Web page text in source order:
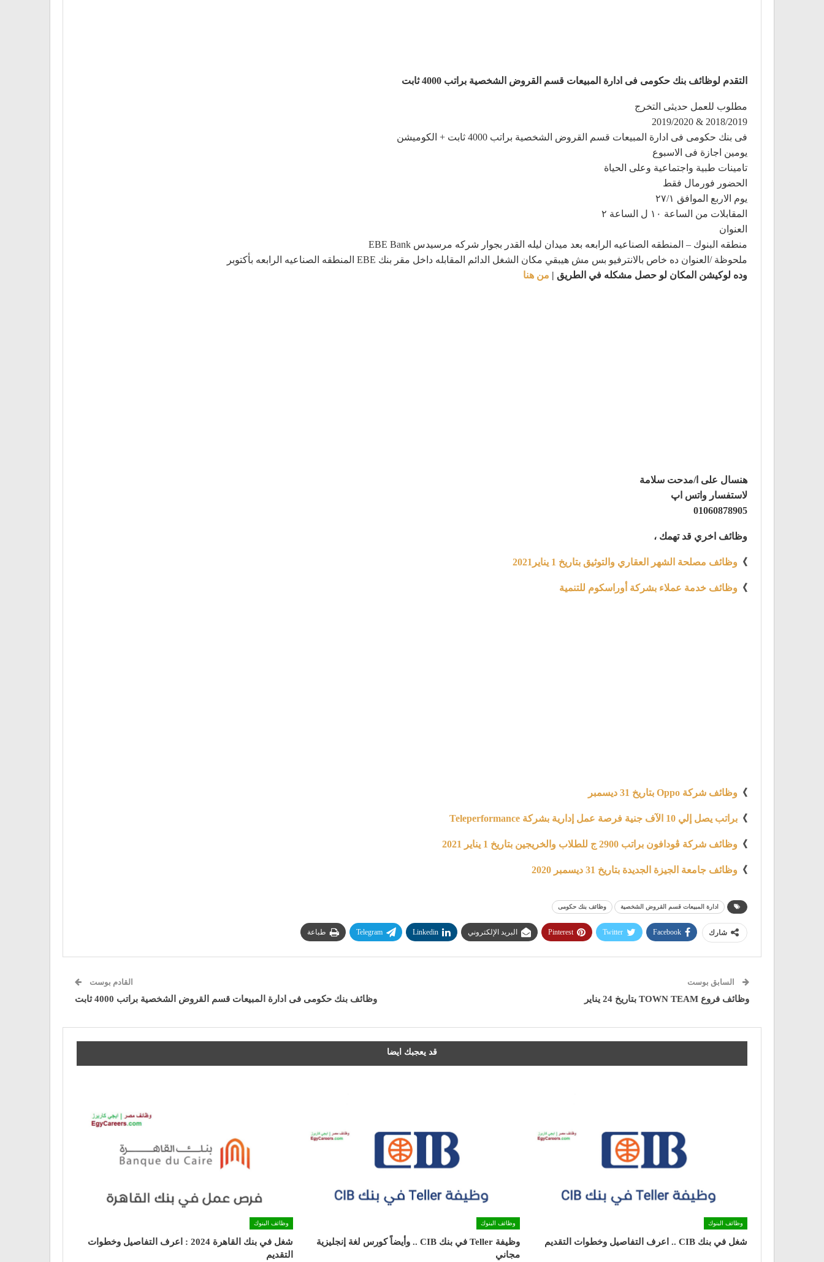
التقدم لوظائف بنك حكومى فى ادارة المبيعات قسم القروض الشخصية براتب 4000 ثابت
مطلوب للعمل حديثى التخرج
2018/2019 & 2019/2020
فى بنك حكومى فى ادارة المبيعات قسم القروض الشخصية براتب 4000 ثابت + الكوميشن
يومين اجازة فى الاسبوع
تامينات طبية واجتماعية وعلى الحياة
الحضور فورمال فقط
يوم الاربع الموافق ٢٧/١
المقابلات من الساعة ١٠ ل الساعة ٢
العنوان
منطقه البنوك – المنطقه الصناعيه الرابعه بعد ميدان ليله القدر بجوار شركه مرسيدس EBE Bank
ملحوظة /العنوان ده خاص بالانترفيو بس مش هيبقي مكان الشغل الدائم المقابله داخل مقر بنك EBE المنطقه الصناعيه الرابعه بأكتوبر
وده لوكيشن المكان لو حصل مشكله في الطريق | من هنا
هنسال على ا/مدحت سلامة
لاستفسار واتس اپ
01060878905
وظائف اخري قد تهمك ،
》 وظائف مصلحة الشهر العقاري والتوثيق بتاريخ 1 يناير2021
》 وظائف خدمة عملاء بشركة أوراسكوم للتنمية
》 وظائف شركة Oppo بتاريخ 31 ديسمبر
》 براتب يصل إلي 10 الآف جنية فرصة عمل إدارية بشركة Teleperformance
》 وظائف شركة ڤودافون براتب 2900 ج للطلاب والخريجين بتاريخ 1 يناير 2021
》 وظائف جامعة الجيزة الجديدة بتاريخ 31 ديسمبر 2020
ادارة المبيعات قسم القروض الشخصية وظائف بنك حكومى
شارك Facebook
Twitter
Pinterest البريد الإلكتروني Linkedin
Telegram طباعة
السابق بوست
وظائف فروع TOWN TEAM بتاريخ 24 يناير
القادم بوست
وظائف بنك حكومى فى ادارة المبيعات قسم القروض الشخصية براتب 4000 ثابت
قد يعجبك ايضا
وظائف البنوك
شغل في بنك CIB .. اعرف التفاصيل وخطوات التقديم
وظائف البنوك
وظيفة Teller في بنك CIB .. وأيضاً كورس لغة إنجليزية
مجاني
وظائف البنوك
شغل في بنك القاهرة 2024 : اعرف التفاصيل وخطوات
التقديم